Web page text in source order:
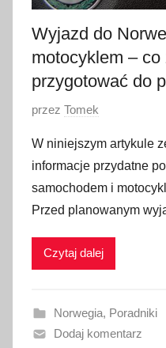
0
Wyjazd do
motocyklem –
przygotować do
O
u
b
l
i
w
n
o
przez Tomek
W niniejszym artykule
informacje przydatne
samochodem i
Przed planowanym
Czytaj dalej
Norwegia, Poradniki
Dodaj komentarz